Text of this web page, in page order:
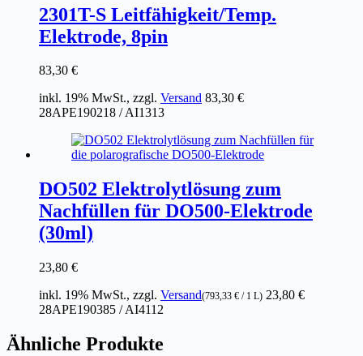
2301T-S Leitfähigkeit/Temp.
Elektrode, 8pin
83,30 €
inkl. 19% MwSt., zzgl. Versand 83,30 €
28APE190218 / AI1313
DO502 Elektrolytlösung zum
Nachfüllen für DO500-Elektrode
(30ml)
23,80 €
inkl. 19% MwSt., zzgl. Versand(793,33 € / 1 L) 23,80 €
28APE190385 / AI4112
Ähnliche Produkte